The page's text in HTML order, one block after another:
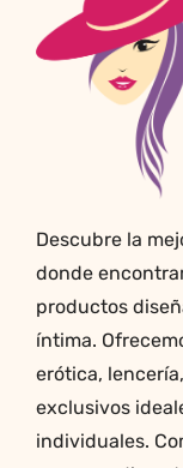
Descubre la
donde
productos
íntima.
erótica,
exclusivos
individuales.